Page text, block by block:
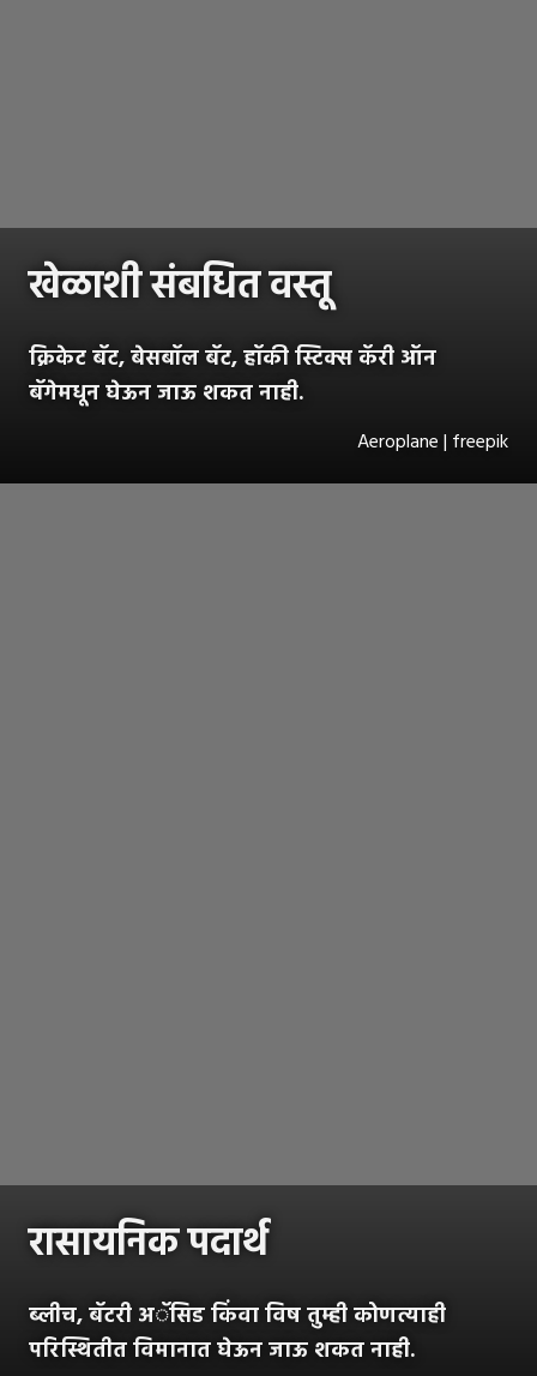
खेळाशी संबधित वस्तू
क्रिकेट बॅट, बेसबॉल बॅट, हॉकी स्टिक्स कॅरी ऑन
बॅगेमधून घेऊन जाऊ शकत नाही.
Aeroplane | freepik
रासायनिक पदार्थ
ब्लीच, बॅटरी अॅसिड किंवा विष तुम्ही कोणत्याही
परिस्थितीत विमानात घेऊन जाऊ शकत नाही.